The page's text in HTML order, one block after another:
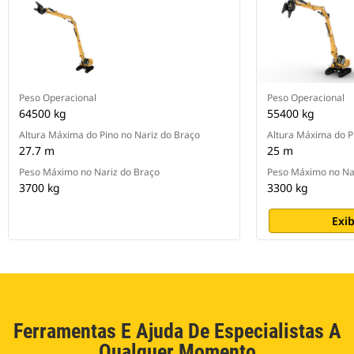
Peso Operacional
64500 kg
Altura Máxima do Pino no Nariz do Braço
27.7 m
Peso Máximo no Nariz do Braço
3700 kg
Peso Operacional
55400 kg
Altura Máxima do
25 m
Peso Máximo no
3300 kg
Ferramentas E Ajuda De Especialistas A